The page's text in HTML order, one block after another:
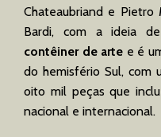
Chateaubriand e Pietro
Bardi, com a ideia
contêiner de arte e é
do hemisfério Sul, com
oito mil peças que
nacional e internacional.